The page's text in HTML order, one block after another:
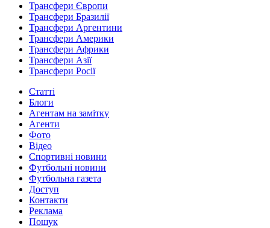
Трансфери Європи
Трансфери Бразилії
Трансфери Аргентини
Трансфери Америки
Трансфери Африки
Трансфери Азії
Трансфери Росії
Статті
Блоги
Агентам на замітку
Агенти
Фото
Відео
Спортивні новини
Футбольні новини
Футбольна газета
Доступ
Контакти
Реклама
Пошук